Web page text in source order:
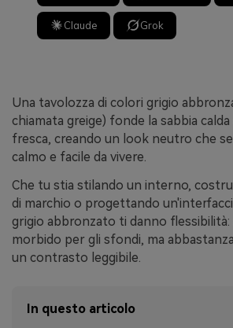
Claude Grok
Una tavolozza di colori grigio
chiamata greige) fonde la sabbia
fresca, creando un look neutro che
calmo e facile da vivere.
Che tu stia stilando un interno,
di marchio o progettando
grigio abbronzato ti danno flessibilità:
morbido per gli sfondi, ma
un contrasto leggibile.
In questo articolo